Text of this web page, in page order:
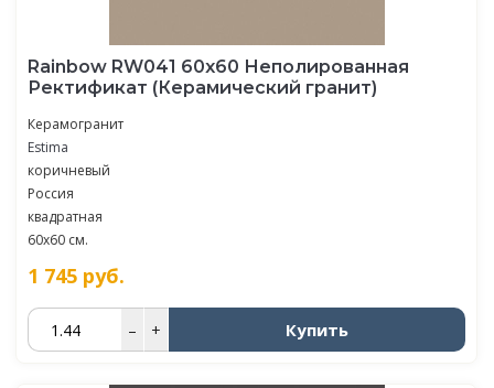
Rainbow RW041 60x60 Неполированная
Ректификат (Керамический гранит)
Керамогранит
Estima
коричневый
Россия
квадратная
60x60 см.
1 745 руб.
– + Купить